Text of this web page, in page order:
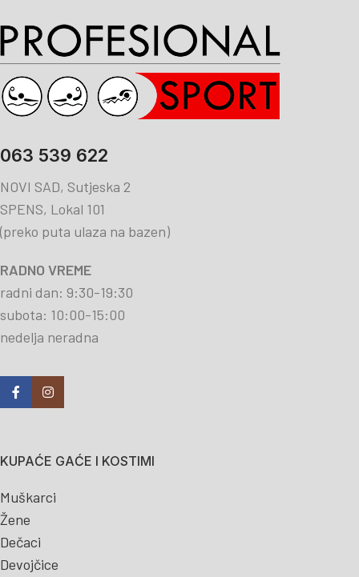
063 539 622
NOVI SAD, Sutjeska 2
SPENS, Lokal 101
(preko puta ulaza na bazen)
RADNO VREME
radni dan: 9:30-19:30
subota: 10:00-15:00
nedelja neradna
KUPAĆE GAĆE I KOSTIMI
Muškarci
Žene
Dečaci
Devojčice